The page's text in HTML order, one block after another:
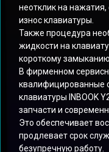
неотклик на
износ клавиатуры.
Также процедура
жидкости на
короткому
В фирменном
квалифицированные
клавиатуры INBOOK
запчасти и
Это обеспечивает
продлевает срок
безупречную работу.